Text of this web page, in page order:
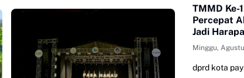
TMMD Ke-
Percepat
Jadi
Minggu,
dprd kota